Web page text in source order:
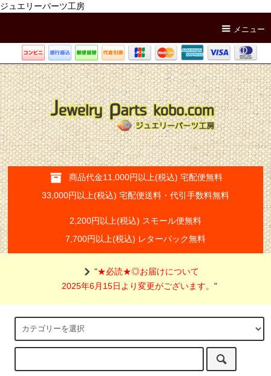
ジュエリーパーツ工房
メニュー
商品代金11,000円以上(税込) 宅配便無料
33,000円以上(税込) 宅配便送料・代引手数料無料
2,200円以上(税込) スモール便無料
7,700円以上(税込) レターパック無料
"★必読★◎お届けについて
2025年6月15日より変更がございます。"